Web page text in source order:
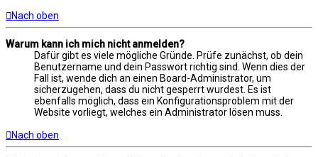
Nach oben
Warum kann ich mich nicht anmelden?
Dafür gibt es viele mögliche Gründe. Prüfe zunächst, ob dein
Benutzername und dein Passwort richtig sind. Wenn dies der
Fall ist, wende dich an einen Board-Administrator, um
sicherzugehen, dass du nicht gesperrt wurdest. Es ist
ebenfalls möglich, dass ein Konfigurationsproblem mit der
Website vorliegt, welches ein Administrator lösen muss.
Nach oben